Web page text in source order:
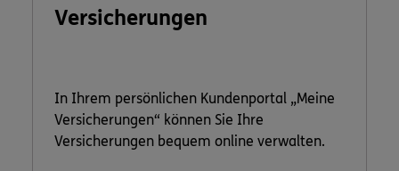
Versicherungen
In Ihrem persönlichen Kundenportal „Meine
Versicherungen“ können Sie Ihre
Versicherungen bequem online verwalten.